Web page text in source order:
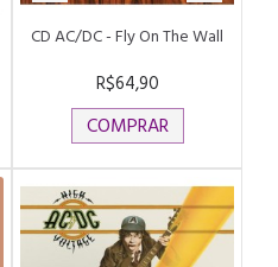
CD AC/DC - Fly On The Wall
R$64,90
COMPRAR